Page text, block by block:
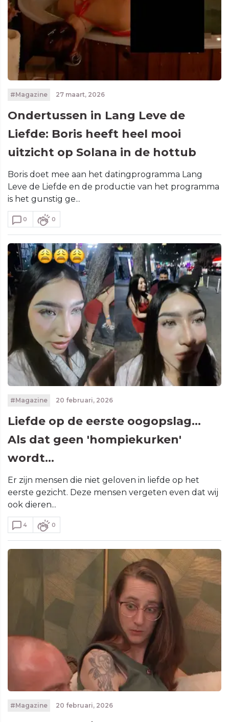
#Magazine 27 maart, 2026
Ondertussen in Lang Leve de
Liefde: Boris heeft heel mooi
uitzicht op Solana in de hottub
Boris doet mee aan het datingprogramma Lang
Leve de Liefde en de productie van het programma
is het gunstig ge...
0 0
#Magazine 20 februari, 2026
Liefde op de eerste oogopslag...
Als dat geen 'hompiekurken'
wordt...
Er zijn mensen die niet geloven in liefde op het
eerste gezicht. Deze mensen vergeten even dat wij
ook dieren...
4 0
#Magazine 20 februari, 2026